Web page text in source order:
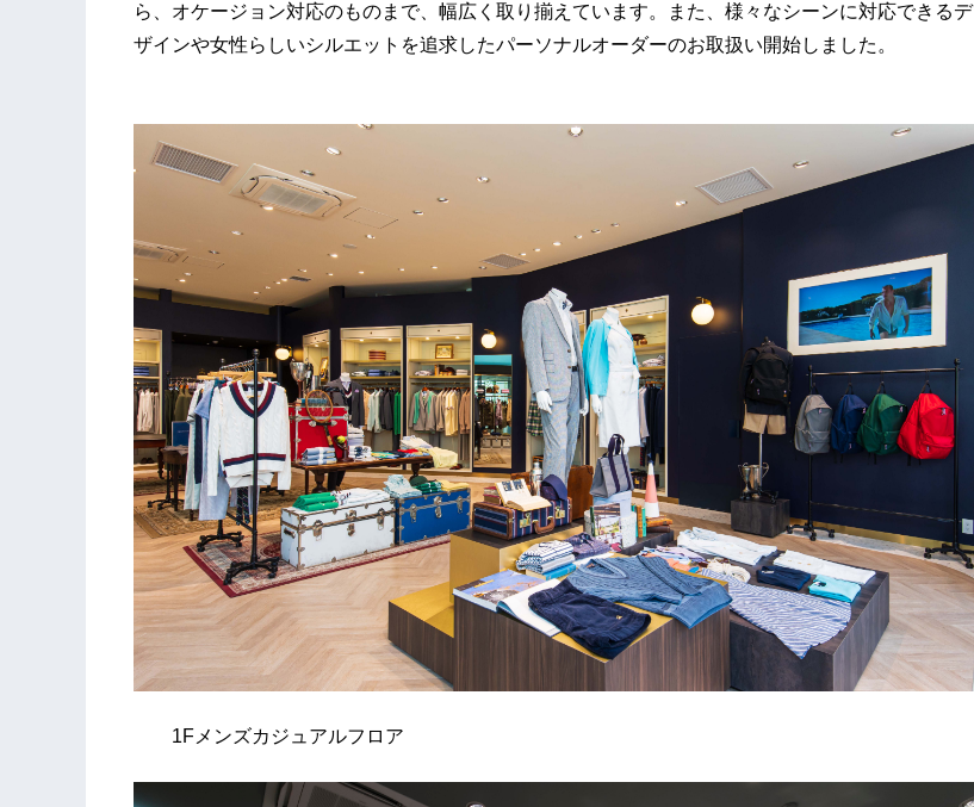
ら、オケージョン対応のものまで、幅広く取り揃えています。また、様々なシーンに対応できるデ
ザインや女性らしいシルエットを追求したパーソナルオーダーのお取扱い開始しました。
1Fメンズカジュアルフロア